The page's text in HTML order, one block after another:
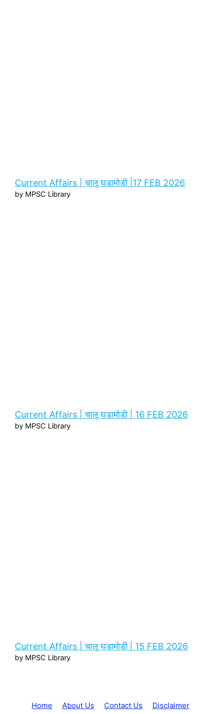
Current Affairs | चालू घडामोडी |17 FEB 2026
by MPSC Library
Current Affairs | चालू घडामोडी | 16 FEB 2026
by MPSC Library
Current Affairs | चालू घडामोडी | 15 FEB 2026
by MPSC Library
Home About Us Contact Us Disclaimer